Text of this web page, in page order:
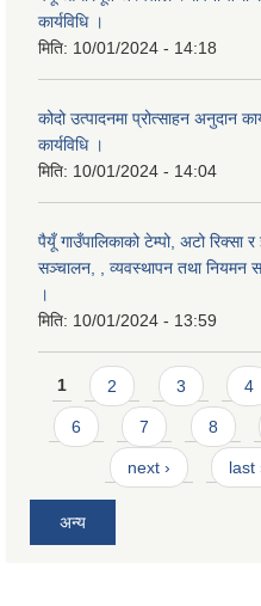
कार्यविधि ।
मिति: 10/01/2024 - 14:18
कोदो उत्पादनमा प्रोत्साहन अनुदान
कार्यविधि ।
मिति: 10/01/2024 - 14:04
पैयूँ गाउँपालिकाको टेम्पो, अटो रिक्सा र
सञ्चालन, , व्यवस्थापन तथा नियमन
।
मिति: 10/01/2024 - 13:59
Pages
1 2 3 4
6 7 8
next › last
अन्य